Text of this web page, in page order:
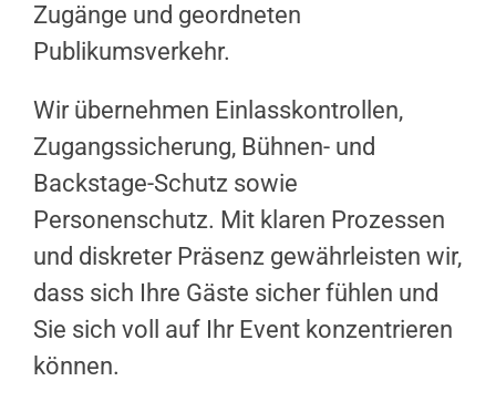
Zugänge und geordneten
Publikumsverkehr.
Wir übernehmen Einlasskontrollen,
Zugangssicherung, Bühnen- und
Backstage-Schutz sowie
Personenschutz. Mit klaren Prozessen
und diskreter Präsenz gewährleisten wir,
dass sich Ihre Gäste sicher fühlen und
Sie sich voll auf Ihr Event konzentrieren
können.